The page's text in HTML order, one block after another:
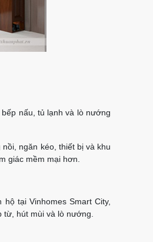
nấu, tủ lạnh và lò nướng
ngăn kéo, thiết bị và khu
giác mềm mại hơn.
tại Vinhomes Smart City,
hút mùi và lò nướng.